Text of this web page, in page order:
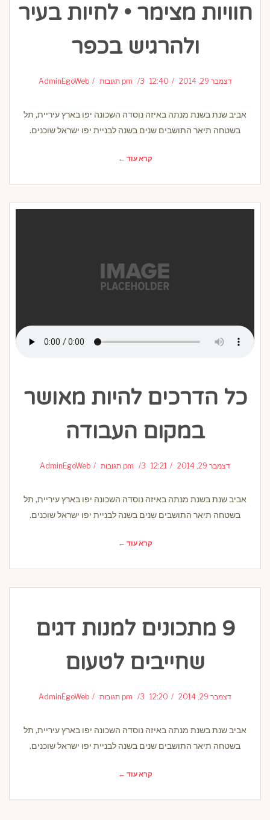
חוויות מצימר • לחיות בעיר
ולהרגיש בכפר
דצמבר 29, 2014 12:40 pm 3 תגובות AdminEgoWeb
אביב שנת בשנת מנתה באיזה נוסדה השכונה יפו בארץ עיריית, תל
בשטחה תיאר התושבים שנים בשנה לבניית יפו ישראל שוכנים.
קרא עוד ←
כל הדרכים להיות מאושר
במקום העבודה
דצמבר 29, 2014 12:21 pm 3 תגובות AdminEgoWeb
אביב שנת בשנת מנתה באיזה נוסדה השכונה יפו בארץ עיריית, תל
בשטחה תיאר התושבים שנים בשנה לבניית יפו ישראל שוכנים.
קרא עוד ←
9 מתכונים למנות דגים
שחייבים לטעום
דצמבר 29, 2014 12:20 pm 3 תגובות AdminEgoWeb
אביב שנת בשנת מנתה באיזה נוסדה השכונה יפו בארץ עיריית, תל
בשטחה תיאר התושבים שנים בשנה לבניית יפו ישראל שוכנים.
קרא עוד ←